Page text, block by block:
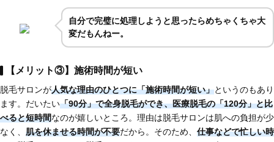
自分で完璧に処理しようと思ったらめちゃくちゃ大
変だもんねー。
【メリット③】施術時間が短い
脱毛サロンが人気な理由のひとつに「施術時間が短い」というのもあり
ます。だいたい「90分」で全身脱毛ができ、医療脱毛の「120分」と比
べると短時間なのが嬉しいところ。理由は脱毛サロンは肌への負担が少
なく、 肌を休ませる時間が不要だから。そのため、 仕事などで忙しい時